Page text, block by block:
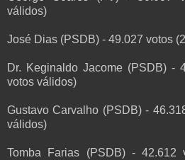
válidos)
José Dias (PSDB) - 49.027 votos
Dr. Keginaldo Jacome (PSDB) -
votos válidos)
Gustavo Carvalho (PSDB) -
válidos)
Tomba Farias (PSDB) - 42.612